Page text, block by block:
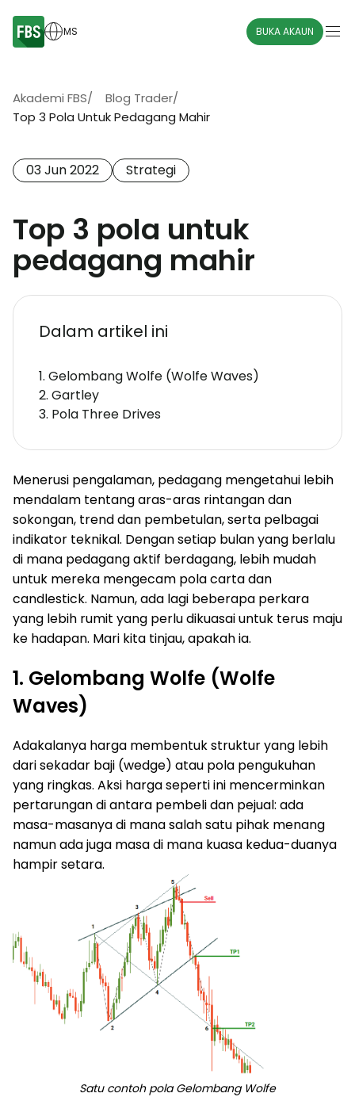
MS BUKA AKAUN
Akademi FBS/ Blog Trader/
Top 3 Pola Untuk Pedagang Mahir
03 Jun 2022 Strategi
Top 3 pola untuk
pedagang mahir
Dalam artikel ini
1. Gelombang Wolfe (Wolfe Waves)
2. Gartley
3. Pola Three Drives
Menerusi pengalaman, pedagang mengetahui lebih
mendalam tentang aras-aras rintangan dan
sokongan, trend dan pembetulan, serta pelbagai
indikator teknikal. Dengan setiap bulan yang berlalu
di mana pedagang aktif berdagang, lebih mudah
untuk mereka mengecam pola carta dan
candlestick. Namun, ada lagi beberapa perkara
yang lebih rumit yang perlu dikuasai untuk terus maju
ke hadapan. Mari kita tinjau, apakah ia.
1. Gelombang Wolfe (Wolfe
Waves)
Adakalanya harga membentuk struktur yang lebih
dari sekadar baji (wedge) atau pola pengukuhan
yang ringkas. Aksi harga seperti ini mencerminkan
pertarungan di antara pembeli dan pejual: ada
masa-masanya di mana salah satu pihak menang
namun ada juga masa di mana kuasa kedua-duanya
hampir setara.
Satu contoh pola Gelombang Wolfe